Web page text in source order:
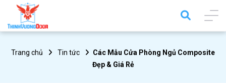
Trang chủ Tin tức
Các Mẫu Cửa Phòng Ngủ Composite
Đẹp & Giá Rẻ